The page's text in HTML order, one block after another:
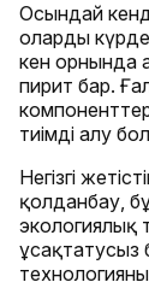
Осындай
олардың
кен орнында
пирит бар.
тиімді алу
Негізгі
қолданбау,
экологиялық
ұсақтатусыз
технологияны